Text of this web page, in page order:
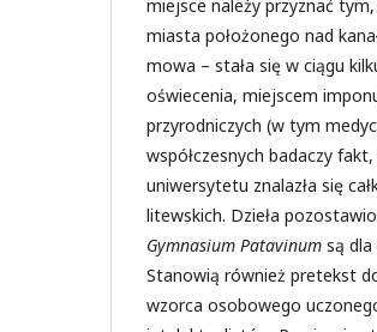
miejsce należy przyznać
miasta położonego nad
mowa – stała się w ciągu
oświecenia, miejscem
przyrodniczych (w tym
współczesnych badaczy
uniwersytetu znalazła się
litewskich. Dzieła
Gymnasium Patavinum są
Stanowią również pretekst
wzorca osobowego